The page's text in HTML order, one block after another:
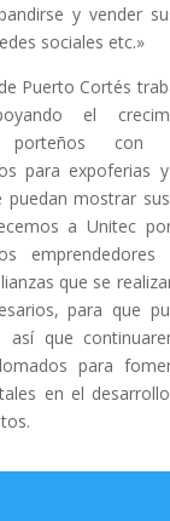
y vender
sociales etc.»
Puerto Cortés
el
porteños con
para expoferias
puedan mostrar
a Unitec
que se
para que
así que
para
en el